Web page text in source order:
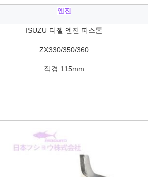
엔진
ISUZU 디젤 엔진 피스톤
ZX330/350/360
직경 115mm